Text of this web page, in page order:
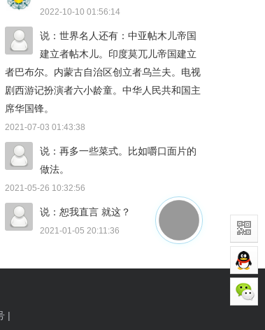
2022-10-10 01:56:14
说：世界名人还有：中亚帖木儿帝国
建立者帖木儿。印度莫兀儿帝国建立
者巴布尔。内蒙古自治区创立者乌兰夫。电视
剧西游记扮演者六小龄童。中华人民共和国主
席华国锋。
2021-07-03 01:43:38
说：再多一些菜式。比如嚼口面片的
做法。
2021-05-26 10:32:56
说：恕我直言 就这？
2021-01-05 20:11:36
|